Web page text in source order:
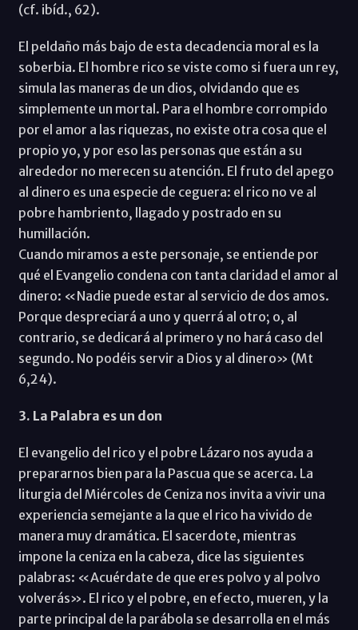
(cf. ibíd., 62).
El peldaño más bajo de esta decadencia moral es la
soberbia. El hombre rico se viste como si fuera un rey,
simula las maneras de un dios, olvidando que es
simplemente un mortal. Para el hombre corrompido
por el amor a las riquezas, no existe otra cosa que el
propio yo, y por eso las personas que están a su
alrededor no merecen su atención. El fruto del apego
al dinero es una especie de ceguera: el rico no ve al
pobre hambriento, llagado y postrado en su
humillación.
Cuando miramos a este personaje, se entiende por
qué el Evangelio condena con tanta claridad el amor al
dinero: «Nadie puede estar al servicio de dos amos.
Porque despreciará a uno y querrá al otro; o, al
contrario, se dedicará al primero y no hará caso del
segundo. No podéis servir a Dios y al dinero» (Mt
6,24).
3. La Palabra es un don
El evangelio del rico y el pobre Lázaro nos ayuda a
prepararnos bien para la Pascua que se acerca. La
liturgia del Miércoles de Ceniza nos invita a vivir una
experiencia semejante a la que el rico ha vivido de
manera muy dramática. El sacerdote, mientras
impone la ceniza en la cabeza, dice las siguientes
palabras: «Acuérdate de que eres polvo y al polvo
volverás». El rico y el pobre, en efecto, mueren, y la
parte principal de la parábola se desarrolla en el más